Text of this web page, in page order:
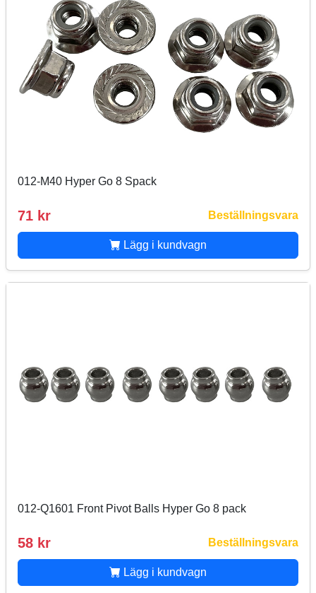
012-M40 Hyper Go 8 Spack
71 kr Beställningsvara
Lägg i kundvagn
012-Q1601 Front Pivot Balls Hyper Go 8 pack
58 kr Beställningsvara
Lägg i kundvagn